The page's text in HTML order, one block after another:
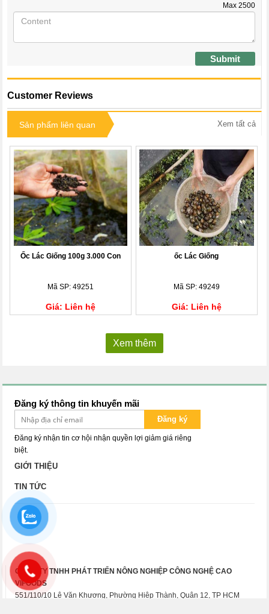
Max 2500
Submit
Customer Reviews
Sản phẩm liên quan Xem tất cả
Ốc Lác Giống 100g 3.000 Con
Mã SP: 49251
Giá: Liên hệ
ốc Lác Giống
Mã SP: 49249
Giá: Liên hệ
Xem thêm
Đăng ký thông tin khuyến mãi
Đăng ký
Đăng ký nhận tin cơ hội nhận quyền lợi giảm giá riêng
biệt.
GIỚI THIỆU
TIN TỨC
CÔNG TY TNHH PHÁT TRIỂN NÔNG NGHIỆP CÔNG NGHỆ CAO
VIFOODS
551/110/10 Lê Văn Khương, Phường Hiệp Thành, Quận 12, TP HCM